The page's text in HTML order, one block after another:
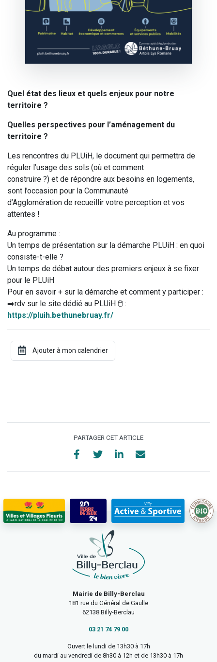
Quel état des lieux et quels enjeux pour notre
territoire ?
Quelles perspectives pour l’aménagement du
territoire ?
Les rencontres du PLUiH, le document qui permettra de
réguler l’usage des sols (où et comment
construire ?) et de répondre aux besoins en logements,
sont l’occasion pour la Communauté
d’Agglomération de recueillir votre perception et vos
attentes !
Au programme :
Un temps de présentation sur la démarche PLUiH : en quoi
consiste-t-elle ?
Un temps de débat autour des premiers enjeux à se fixer
pour le PLUiH
Pour en savoir + sur la démarche et comment y participer :
➡️rdv sur le site dédié au PLUiH 🖱️ :
https://pluih.bethunebruay.fr/
PARTAGER CET ARTICLE
Mairie de Billy-Berclau
181 rue du Général de Gaulle
62138 Billy-Berclau
03 21 74 79 00
Ouvert le lundi de 13h30 à 17h
du mardi au vendredi de 8h30 à 12h et de 13h30 à 17h